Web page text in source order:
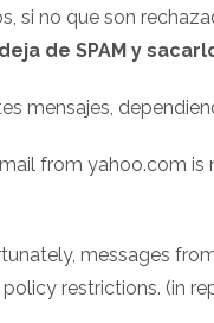
si no que son
de SPAM y
mensajes,
from yahoo.com
messages
restrictions. (in